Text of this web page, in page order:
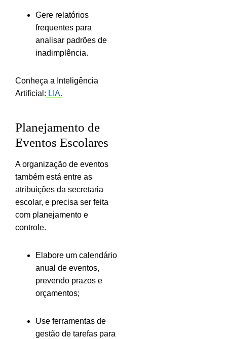
Gere relatórios
frequentes para
analisar padrões de
inadimplência.
Conheça a Inteligência
Artificial: LIA.
Planejamento de
Eventos Escolares
A organização de eventos
também está entre as
atribuições da secretaria
escolar, e precisa ser feita
com planejamento e
controle.
Elabore um calendário
anual de eventos,
prevendo prazos e
orçamentos;
Use ferramentas de
gestão de tarefas para